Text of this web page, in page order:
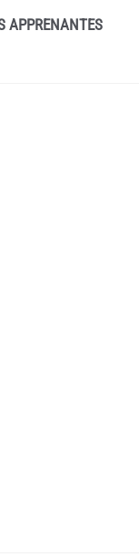
APPRENANTES